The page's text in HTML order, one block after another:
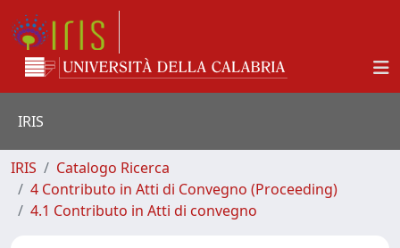
IRIS
IRIS
Catalogo Ricerca
4 Contributo in Atti di Convegno (Proceeding)
4.1 Contributo in Atti di convegno